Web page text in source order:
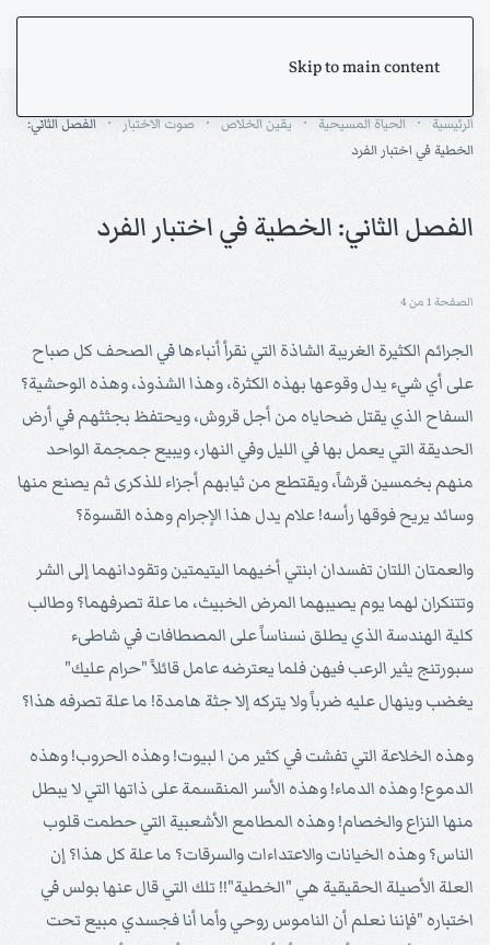
Skip to main content
الرئيسية الحياة المسيحية يقين الخلاص صوت الاختبار
الفصل الثاني:
الخطية في اختبار الفرد
الفصل الثاني: الخطية في اختبار الفرد
الصفحة 1 من 4
الجرائم الكثيرة الغريبة الشاذة التي نقرأ أنباءها في الصحف كل صباح
على أي شيء يدل وقوعها بهذه الكثرة، وهذا الشذوذ، وهذه الوحشية؟
السفاح الذي يقتل ضحاياه من أجل قروش، ويحتفظ بجثثهم في أرض
الحديقة التي يعمل بها في الليل وفي النهار، ويبيع جمجمة الواحد
منهم بخمسين قرشاً، ويقتطع من ثيابهم أجزاء للذكرى ثم يصنع منها
وسائد يريح فوقها رأسه! علام يدل هذا الإجرام وهذه القسوة؟
والعمتان اللتان تفسدان ابنتي أخيهما اليتيمتين وتقودانهما إلى الشر
وتتنكران لهما يوم يصيبهما المرض الخبيث، ما علة تصرفهما؟ وطالب
كلية الهندسة الذي يطلق نسناساً على المصطافات في شاطىء
سبورتنج يثير الرعب فيهن فلما يعترضه عامل قائلاً "حرام عليك"
يغضب وينهال عليه ضرباً ولا يتركه إلا جثة هامدة! ما علة تصرفه هذا؟
وهذه الخلاعة التي تفشت في كثير من ا لبيوت! وهذه الحروب! وهذه
الدموع! وهذه الدماء! وهذه الأسر المنقسمة على ذاتها التي لا يبطل
منها النزاع والخصام! وهذه المطامع الأشعبية التي حطمت قلوب
الناس؟ وهذه الخيانات والاعتداءات والسرقات؟ ما علة كل هذا؟ إن
العلة الأصيلة الحقيقية هي "الخطية"!! تلك التي قال عنها بولس في
اختباره "فإننا نعلم أن الناموس روحي وأما أنا فجسدي مبيع تحت